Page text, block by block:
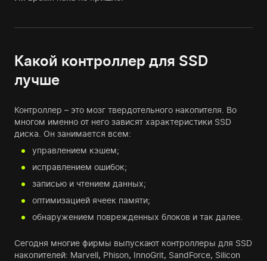
Какой контроллер для SSD
лучше
Контроллер – это мозг твердотельного накопителя. Во
многом именно от него зависят характеристики SSD
диска. Он занимается всем:
управлением кэшем;
исправлением ошибок;
записью и чтением данных;
оптимизацией ячеек памяти;
обнаружением поврежденных блоков и так далее.
Сегодня многие фирмы выпускают контроллеры для SSD
накопителей: Marvell, Phison, InnoGrit, SandForce, Silicon